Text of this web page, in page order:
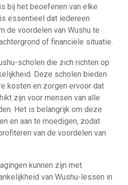
bij het beoefenen van elke
essentieel dat iedereen
de voordelen van Wushu te
of financiële situatie.
scholen die zich richten op
Deze scholen bieden
kosten en zorgen ervoor dat
zijn voor mensen van alle
Het is belangrijk om deze
en aan te moedigen, zodat
van de voordelen van
kunnen zijn met
van Wushu-lessen in